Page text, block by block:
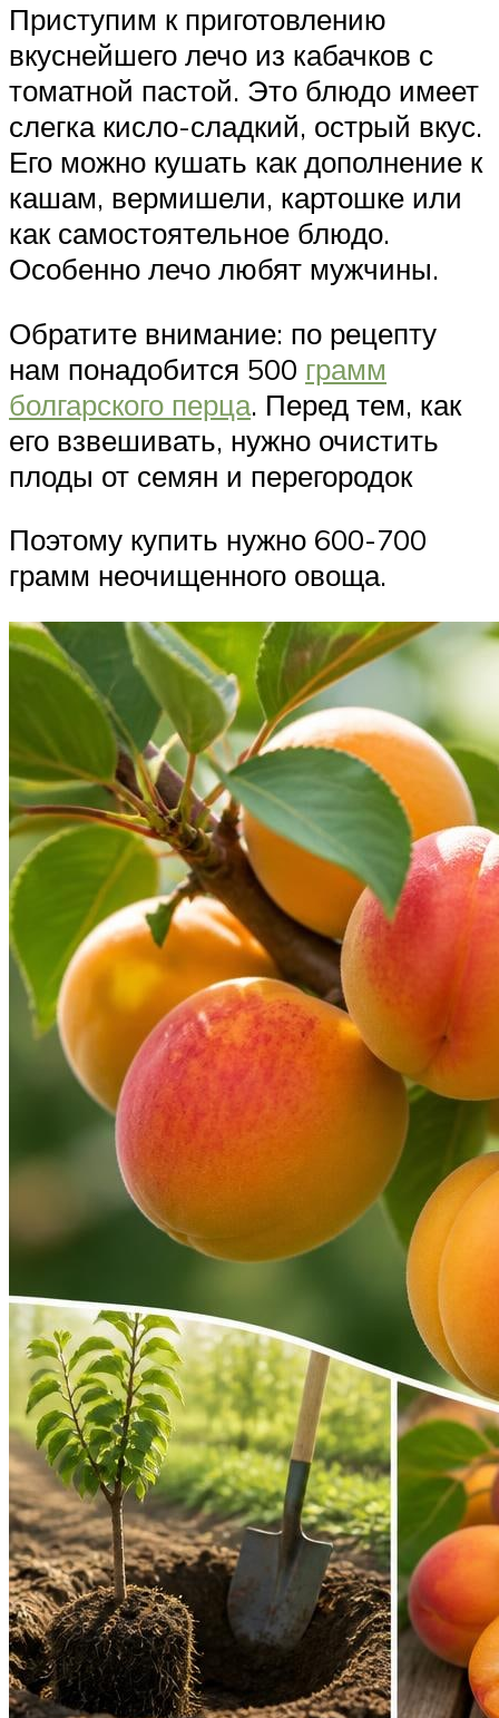
Приступим к приготовлению
вкуснейшего лечо из кабачков с
томатной пастой. Это блюдо имеет
слегка кисло-сладкий, острый вкус.
Его можно кушать как дополнение к
кашам, вермишели, картошке или
как самостоятельное блюдо.
Особенно лечо любят мужчины.
Обратите внимание: по рецепту
нам понадобится 500 грамм
болгарского перца. Перед тем, как
его взвешивать, нужно очистить
плоды от семян и перегородок
Поэтому купить нужно 600-700
грамм неочищенного овоща.